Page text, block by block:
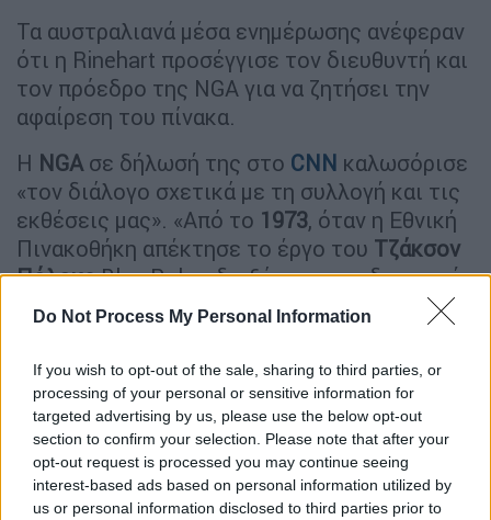
Do Not Process My Personal Information
If you wish to opt-out of the sale, sharing to third parties, or
processing of your personal or sensitive information for
targeted advertising by us, please use the below opt-out
section to confirm your selection. Please note that after your
opt-out request is processed you may continue seeing
interest-based ads based on personal information utilized by
us or personal information disclosed to third parties prior to
Τα αυστραλιανά μέσα ενημέρωσης ανέφεραν
ότι η Rinehart προσέγγισε τον διευθυντή και
τον πρόεδρο της NGA για να ζητήσει την
αφαίρεση του πίνακα.
Η NGA σε δήλωσή της στο CNN καλωσόρισε
«τον διάλογο σχετικά με τη συλλογή και τις
εκθέσεις μας». «Από το 1973, όταν η Εθνική
Πινακοθήκη απέκτησε το έργο του Τζάκσον
ΠόλοκςBlue Poles, διεξάγεται μια δυναμική
συζήτηση σχετικά με την καλλιτεχνική αξία
των έργων της εθνικής συλλογής ή/και των
έργων που εκτίθενται στην Πινακοθήκη»,
συνεχίζει η ανακοίνωση της NGA.
Παρουσιάζουμε έργα τέχνης στο
αυστραλιανό κοινό για να εμπνεύσουμε τους
ανθρώπους να εξερευνήσουν, να βιώσουν και
να μάθουν για την τέχνη».